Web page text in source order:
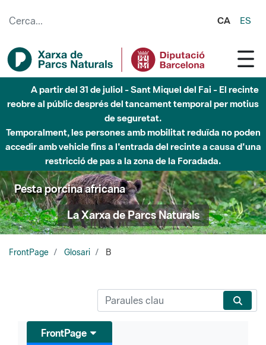
CA ES
A partir del 31 de juliol - Sant Miquel del Fai - El recinte
reobre al públic després del tancament temporal per motius
de seguretat.
Temporalment, les persones amb mobilitat reduïda no poden
accedir amb vehicle fins a l'entrada del recinte a causa d'una
restricció de pas a la zona de la Foradada.
Pesta porcina africana
La Xarxa de Parcs Naturals
FrontPage Glosari B
FrontPage